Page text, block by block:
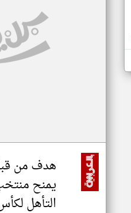
هدف من
يمنح
التأهل لكأس